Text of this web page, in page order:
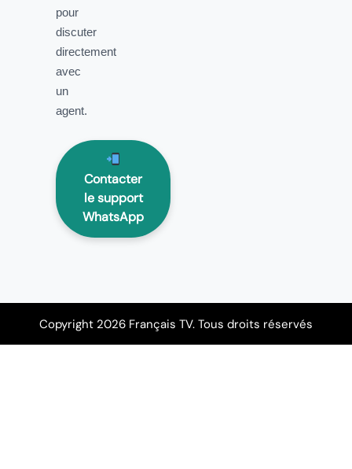
pour
discuter
directement
avec
un
agent.
Contacter
le support
WhatsApp
Copyright 2026 Français TV. Tous droits réservés